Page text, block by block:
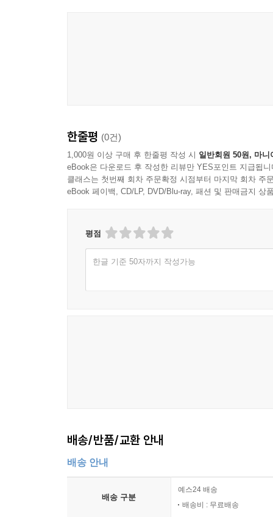
한줄평 (0건)
1,000원 이상 구매 후 한줄평 작성 시 일반회원 50원, 마니
eBook은 다운로드 후 작성한 리뷰만 YES포인트 지급됩니
클래스는 첫번째 회차 주문확정 시점부터 마지막 회차 주
eBook 페이백, CD/LP, DVD/Blu-ray, 패션 및 판매금지 상
평점
한글 기준 50자까지 작성가능
배송/반품/교환 안내
배송 안내
배송 구분
예스24 배송
배송비 : 무료배송